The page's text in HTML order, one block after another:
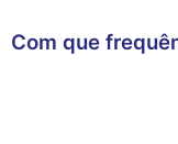
Com que